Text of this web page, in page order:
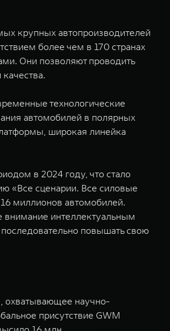
крупных автопроизводителей
более чем в 170 странах
Они позволяют проводить
технологические
автомобилей в полярных
широкая линейка
в 2024 году, что стало
«Все сценарии. Все силовые
миллионов автомобилей.
внимание интеллектуальным
последовательно повышать свою
охватывающее научно-
присутствие GWM